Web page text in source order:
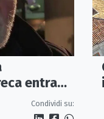
entra
Condividi su: